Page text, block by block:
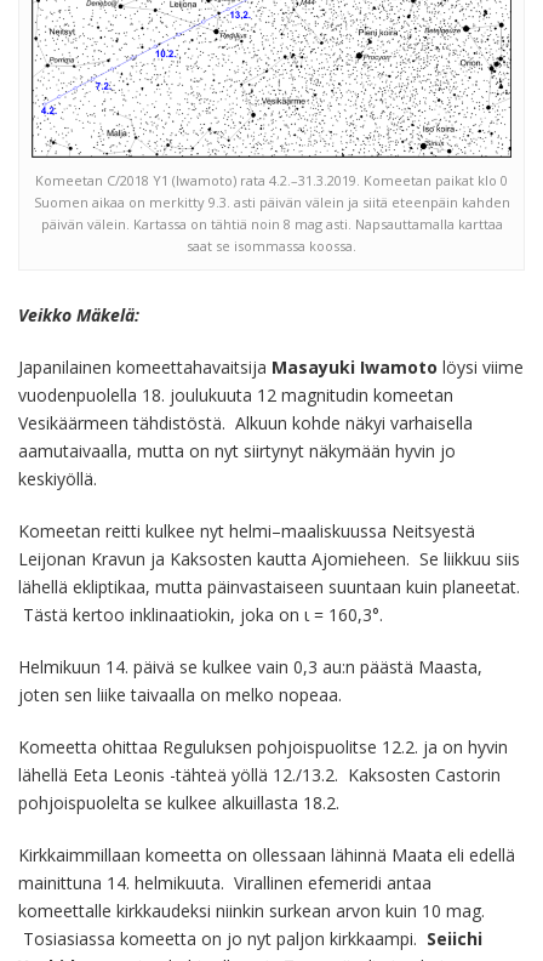
Komeetan C/2018 Y1 (Iwamoto) rata 4.2.–31.3.2019. Komeetan paikat klo 0
Suomen aikaa on merkitty 9.3. asti päivän välein ja siitä eteenpäin kahden
päivän välein. Kartassa on tähtiä noin 8 mag asti. Napsauttamalla karttaa
saat se isommassa koossa.
Veikko Mäkelä:
Japanilainen komeettahavaitsija Masayuki Iwamoto löysi viime
vuodenpuolella 18. joulukuuta 12 magnitudin komeetan
Vesikäärmeen tähdistöstä. Alkuun kohde näkyi varhaisella
aamutaivaalla, mutta on nyt siirtynyt näkymään hyvin jo
keskiyöllä.
Komeetan reitti kulkee nyt helmi–maaliskuussa Neitsyestä
Leijonan Kravun ja Kaksosten kautta Ajomieheen. Se liikkuu siis
lähellä ekliptikaa, mutta päinvastaiseen suuntaan kuin planeetat.
Tästä kertoo inklinaatiokin, joka on ι = 160,3°.
Helmikuun 14. päivä se kulkee vain 0,3 au:n päästä Maasta,
joten sen liike taivaalla on melko nopeaa.
Komeetta ohittaa Reguluksen pohjoispuolitse 12.2. ja on hyvin
lähellä Eeta Leonis -tähteä yöllä 12./13.2. Kaksosten Castorin
pohjoispuolelta se kulkee alkuillasta 18.2.
Kirkkaimmillaan komeetta on ollessaan lähinnä Maata eli edellä
mainittuna 14. helmikuuta. Virallinen efemeridi antaa
komeettalle kirkkaudeksi niinkin surkean arvon kuin 10 mag.
Tosiasiassa komeetta on jo nyt paljon kirkkaampi. Seiichi